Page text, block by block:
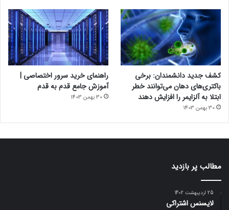
کشف جدید دانشمندان: برخی
باکتری‌های دهان می‌توانند خطر
ابتلا به آلزایمر را افزایش دهند
30 بهمن 1403
راهنمای خرید سرور اختصاصی |
آموزش جامع قدم به قدم
30 بهمن 1403
مطالب پر بازدید
25 اردیبهشت 1402
لایسنس اشتراکی